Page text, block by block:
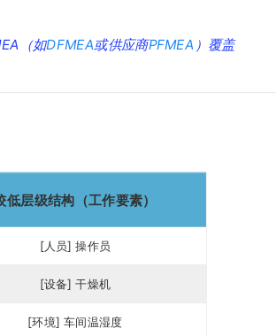
（如DFMEA或供应商PFMEA ）覆盖
低层级结构（工作要素）
[人员] 操作员
[设备] 干燥机
[环境] 车间温湿度